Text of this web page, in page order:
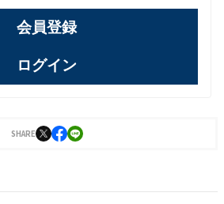
会員登録
ログイン
SHARE